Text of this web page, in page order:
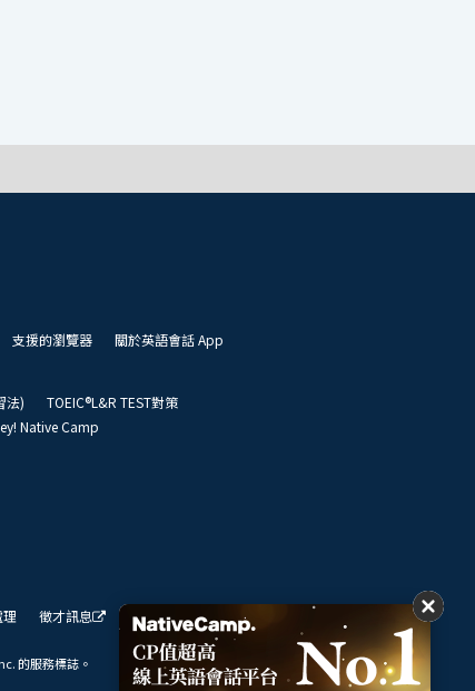
支援的瀏覽器 關於英語會話 App
法)
TOEIC®L&R TEST對策
Native Camp
徵才訊息 我們的展望
的服務標誌。